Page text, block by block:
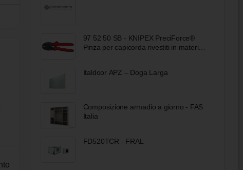
97 52 50 SB - KNIPEX PreciForce®
Pinza per capicorda rivestiti in materiale
Italdoor APZ – Doga Larga
Composizione armadio a giorno - FAS
Italia
FD520TCR - FRAL